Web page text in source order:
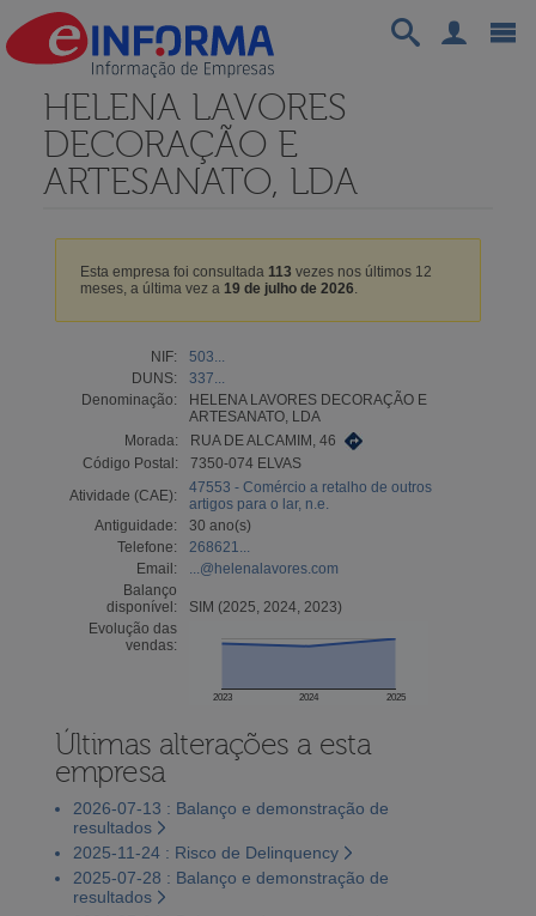
HELENA LAVORES
DECORAÇÃO E
ARTESANATO, LDA
Esta empresa foi consultada 113 vezes nos últimos 12
meses, a última vez a 19 de julho de 2026.
NIF:
503...
DUNS:
337...
Denominação:
HELENA LAVORES DECORAÇÃO E
ARTESANATO, LDA
Morada:
RUA DE ALCAMIM, 46
Código Postal:
7350-074 ELVAS
Atividade (CAE):
47553 - Comércio a retalho de outros
artigos para o lar, n.e.
Antiguidade:
30 ano(s)
Telefone:
268621...
Email:
...@helenalavores.com
Balanço
disponível:
SIM (2025, 2024, 2023)
Evolução das
vendas:
2023 2024 2025
Últimas alterações a esta
empresa
2026-07-13 : Balanço e demonstração de
resultados
2025-11-24 : Risco de Delinquency
2025-07-28 : Balanço e demonstração de
resultados